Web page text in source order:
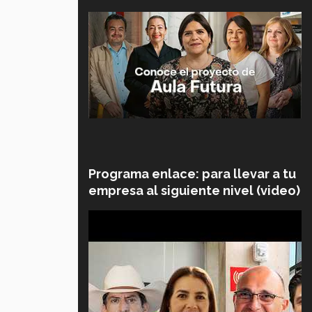
Programa enlace: para llevar a tu
empresa al siguiente nivel (video)